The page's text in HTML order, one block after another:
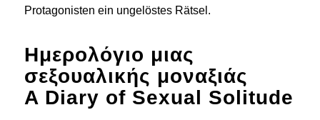
Protagonisten ein ungelöstes Rätsel.
Ημερολόγιο μιας
σεξουαλικής μοναξιάς
A Diary of Sexual Solitude